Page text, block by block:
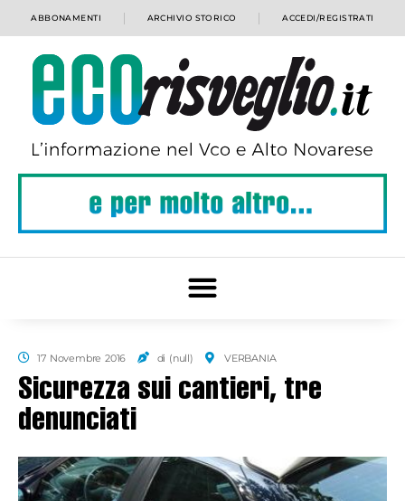
ABBONAMENTI ARCHIVIO STORICO ACCEDI/REGISTRATI
17 Novembre 2016 di (null) VERBANIA
Sicurezza sui cantieri, tre
denunciati